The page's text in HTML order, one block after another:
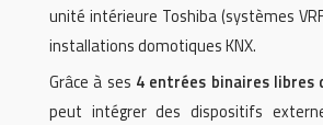
unité intérieure Toshiba (systèmes
installations domotiques KNX.
Grâce à ses 4 entrées binaires libres
peut intégrer des dispositifs